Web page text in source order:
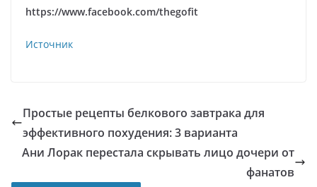
https://www.facebook.com/thegofit
Источник
Простые рецепты белкового завтрака для
эффективного похудения: 3 варианта
Ани Лорак перестала скрывать лицо дочери от
фанатов